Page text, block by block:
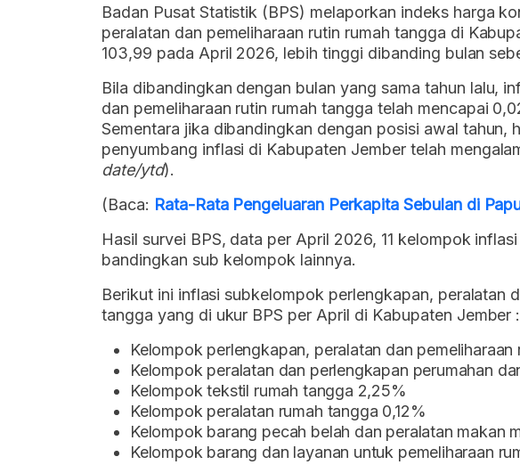
Badan Pusat Statistik (BPS) melaporkan indeks harga
peralatan dan pemeliharaan rutin rumah tangga di
103,99 pada April 2026, lebih tinggi dibanding bulan
Bila dibandingkan dengan bulan yang sama tahun lalu,
dan pemeliharaan rutin rumah tangga telah mencapai
Sementara jika dibandingkan dengan posisi awal tahun,
penyumbang inflasi di Kabupaten Jember telah
date/ytd).
(Baca: Rata-Rata Pengeluaran Perkapita Sebulan di
Hasil survei BPS, data per April 2026, 11 kelompok
bandingkan sub kelompok lainnya.
Berikut ini inflasi subkelompok perlengkapan, peralatan
tangga yang di ukur BPS per April di Kabupaten Jember :
Kelompok perlengkapan, peralatan dan
Kelompok peralatan dan perlengkapan perumahan
Kelompok tekstil rumah tangga 2,25%
Kelompok peralatan rumah tangga 0,12%
Kelompok barang pecah belah dan peralatan makan
Kelompok barang dan layanan untuk pemeliharaan